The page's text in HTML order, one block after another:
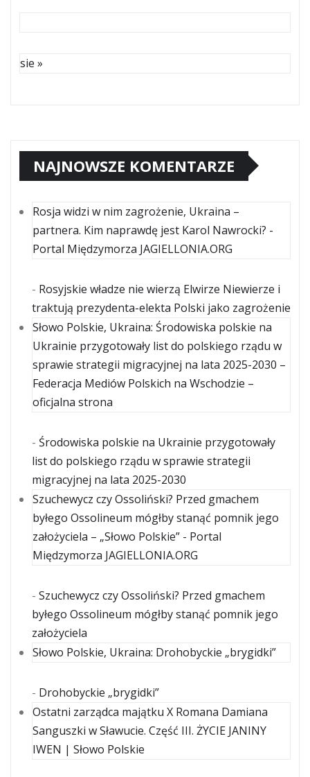
sie »
NAJNOWSZE KOMENTARZE
Rosja widzi w nim zagrożenie, Ukraina –
partnera. Kim naprawdę jest Karol Nawrocki? -
Portal Międzymorza JAGIELLONIA.ORG
- Rosyjskie władze nie wierzą Elwirze Niewierze i
traktują prezydenta-elekta Polski jako zagrożenie
Słowo Polskie, Ukraina: Środowiska polskie na
Ukrainie przygotowały list do polskiego rządu w
sprawie strategii migracyjnej na lata 2025-2030 –
Federacja Mediów Polskich na Wschodzie –
oficjalna strona
- Środowiska polskie na Ukrainie przygotowały
list do polskiego rządu w sprawie strategii
migracyjnej na lata 2025-2030
Szuchewycz czy Ossoliński? Przed gmachem
byłego Ossolineum mógłby stanąć pomnik jego
założyciela – „Słowo Polskie” - Portal
Międzymorza JAGIELLONIA.ORG
- Szuchewycz czy Ossoliński? Przed gmachem
byłego Ossolineum mógłby stanąć pomnik jego
założyciela
Słowo Polskie, Ukraina: Drohobyckie „brygidki”
- Drohobyckie „brygidki”
Ostatni zarządca majątku X Romana Damiana
Sanguszki w Sławucie. Część III. ŻYCIE JANINY
IWEN | Słowo Polskie